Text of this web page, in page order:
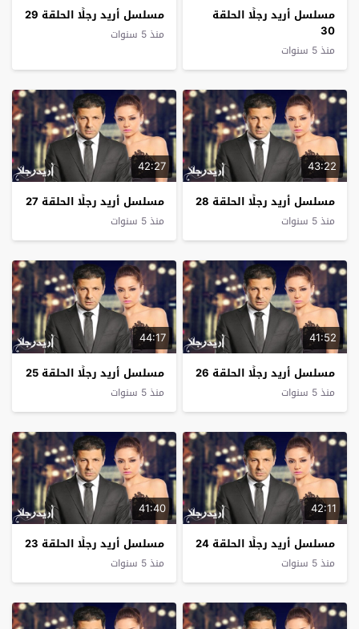
مسلسل أريد رجلًا الحلقة
30
منذ 5 سنوات
مسلسل أريد رجلًا الحلقة 29
منذ 5 سنوات
43:22
مسلسل أريد رجلًا الحلقة 28
منذ 5 سنوات
42:27
مسلسل أريد رجلًا الحلقة 27
منذ 5 سنوات
41:52
مسلسل أريد رجلًا الحلقة 26
منذ 5 سنوات
44:17
مسلسل أريد رجلًا الحلقة 25
منذ 5 سنوات
42:11
مسلسل أريد رجلًا الحلقة 24
منذ 5 سنوات
41:40
مسلسل أريد رجلًا الحلقة 23
منذ 5 سنوات